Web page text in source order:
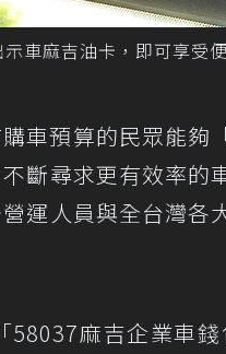
車麻吉油卡，即可享受
車預算的民眾能夠
斷尋求更有效率的
運人員與全台灣各
58037麻吉企業車